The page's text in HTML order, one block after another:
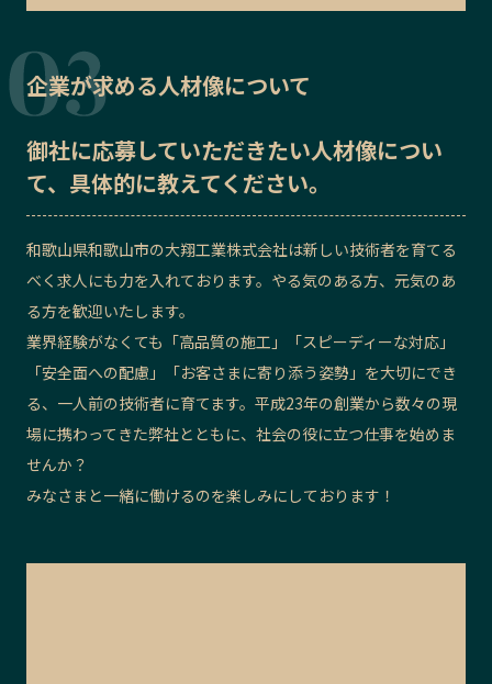
企業が求める人材像について
御社に応募していただきたい人材像につい
て、具体的に教えてください。
和歌山県和歌山市の大翔工業株式会社は新しい技術者を育てる
べく求人にも力を入れております。やる気のある方、元気のあ
る方を歓迎いたします。
業界経験がなくても「高品質の施工」「スピーディーな対応」
「安全面への配慮」「お客さまに寄り添う姿勢」を大切にでき
る、一人前の技術者に育てます。平成23年の創業から数々の現
場に携わってきた弊社とともに、社会の役に立つ仕事を始めま
せんか？
みなさまと一緒に働けるのを楽しみにしております！